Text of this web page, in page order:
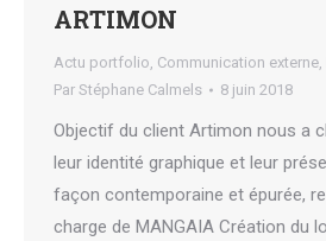
ARTIMON
Actu portfolio, Communication externe,
Par Stéphane Calmels 8 juin 2018
Objectif du client Artimon nous a
leur identité graphique et leur
façon contemporaine et épurée,
charge de MANGAIA Création du